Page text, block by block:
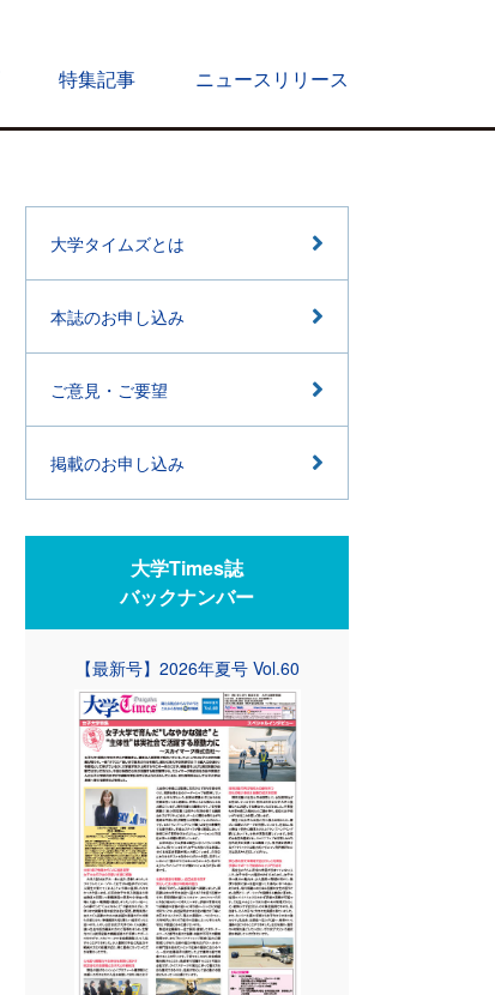
特集記事 ニュースリリース
大学タイムズとは
本誌のお申し込み
ご意見・ご要望
掲載のお申し込み
大学Times誌
バックナンバー
【最新号】2026年夏号 Vol.60